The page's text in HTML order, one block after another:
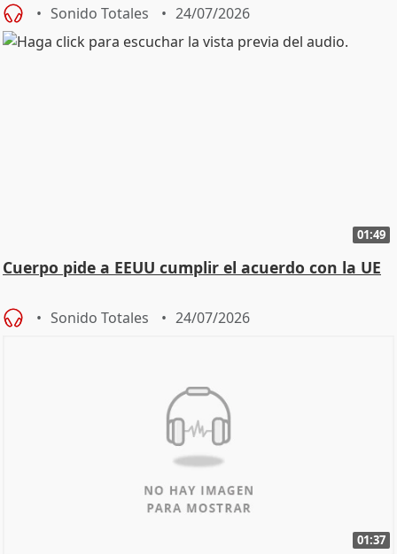
Sonido Totales 24/07/2026
01:49
Cuerpo pide a EEUU cumplir el acuerdo con la UE
Sonido Totales 24/07/2026
01:37